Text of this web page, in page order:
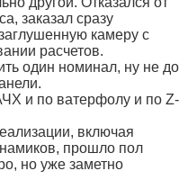
заказал сразу
камеру с
расчетов.
один номинал, ну не до
и по ватерфолу и по Z-
включая
прошло пол
но уже заметно